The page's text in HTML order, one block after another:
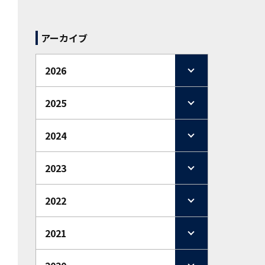
アーカイブ
2026
2025
2024
2023
2022
2021